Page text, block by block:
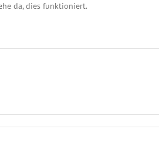
da, dies funktioniert.